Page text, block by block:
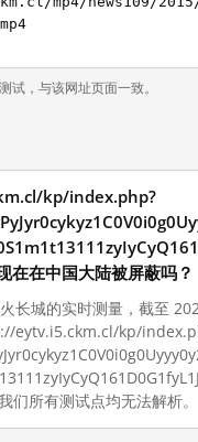
试，与该网址页面一致。
kp/index.php?
在在中国大陆被屏蔽吗？
长城的实时测量，截至
eytv.i5.ckm.cl/kp/
们所有测试点均无法解析。